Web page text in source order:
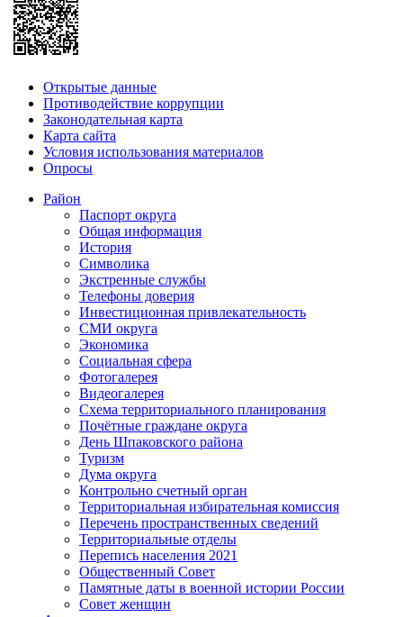
Открытые данные
Противодействие коррупции
Законодательная карта
Карта сайта
Условия использования материалов
Опросы
Район
Паспорт округа
Общая информация
История
Символика
Экстренные службы
Телефоны доверия
Инвестиционная привлекательность
СМИ округа
Экономика
Социальная сфера
Фотогалерея
Видеогалерея
Схема территориального планирования
Почётные граждане округа
День Шпаковского района
Туризм
Дума округа
Контрольно счетный орган
Территориальная избирательная комиссия
Перечень пространственных сведений
Территориальные отделы
Перепись населения 2021
Общественный Совет
Памятные даты в военной истории России
Совет женщин